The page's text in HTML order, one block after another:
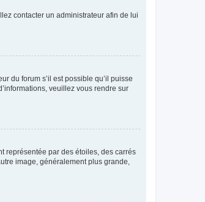
contacter un administrateur afin de lui
du forum s’il est possible qu’il puisse
veuillez vous rendre sur
représentée par des étoiles, des carrés
image, généralement plus grande,